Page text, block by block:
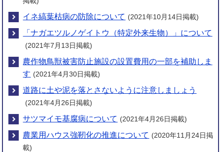
イネ縞葉枯病の防除について (2021年10月14日掲載)
「ナガエツルノゲイトウ（特定外来生物）」について
(2021年7月13日掲載)
農作物鳥獣被害防止施設の設置費用の一部を補助しま
す (2021年4月30日掲載)
道路に土や泥を落とさないように注意しましょう
(2021年4月26日掲載)
サツマイモ基腐病について (2021年4月26日掲載)
農業用ハウス強靭化の推進について (2020年11月24日掲
載)